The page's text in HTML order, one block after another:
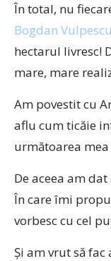
În total, nu
Bogdan Vulpescu
hectarul livresc!
mare, mare
Am povestit cu
aflu cum ticăie
următoarea
De aceea am
În care îmi
vorbesc cu cel
Și am vrut să